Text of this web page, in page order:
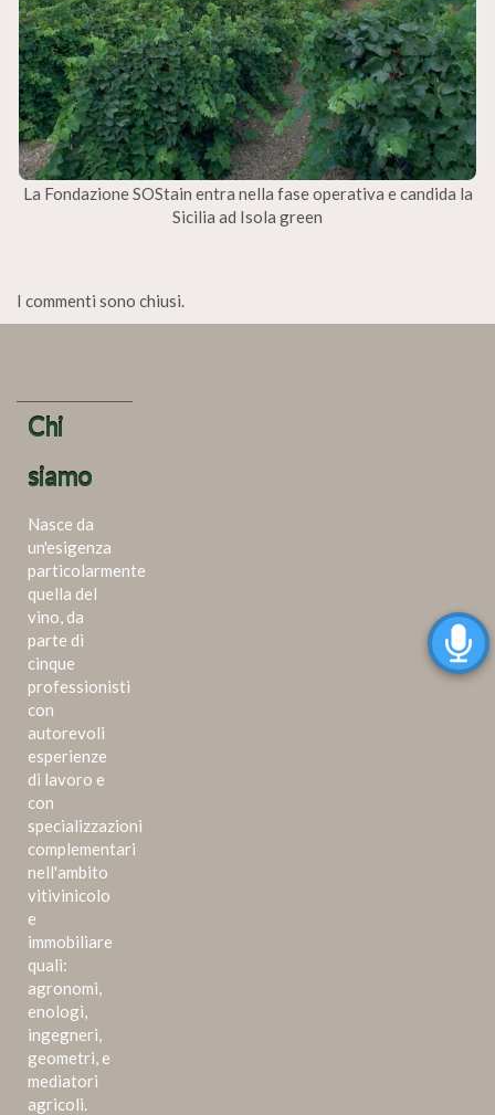
La Fondazione SOStain entra nella fase operativa e candida la
Sicilia ad Isola green
I commenti sono chiusi.
Chi
siamo
Nasce da
un'esigenza
particolarmente
quella del
vino, da
parte di
cinque
professionisti
con
autorevoli
esperienze
di lavoro e
con
specializzazioni
complementari
nell'ambito
vitivinicolo
e
immobiliare
quali:
agronomi,
enologi,
ingegneri,
geometri, e
mediatori
agricoli.